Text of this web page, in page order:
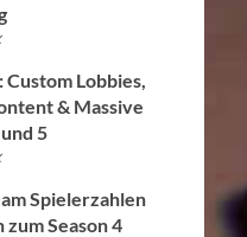
Lobbies,
& Massive
5
Spielerzahlen
Season 4